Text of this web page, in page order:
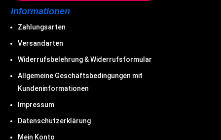
Informationen
Zahlungsarten
Versandarten
Widerrufsbelehrung & Widerrufsformular
Allgemeine Geschäftsbedingungen mit
Kundeninformationen
Impressum
Datenschutzerklärung
Mein Konto